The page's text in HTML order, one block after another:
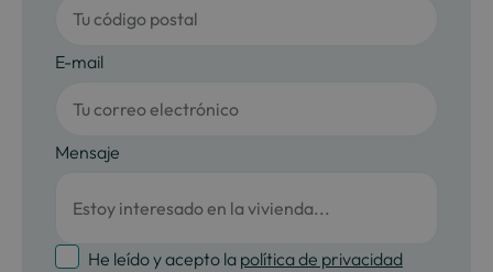
E-mail
Mensaje
He leído y acepto la política de privacidad